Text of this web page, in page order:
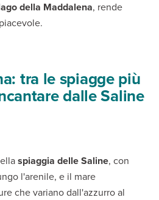
della Maddalena, rende
tra le spiagge più
dalle Saline
spiaggia delle Saline, con
l'arenile, e il mare
che variano dall'azzurro al